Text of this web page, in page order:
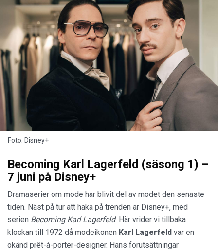
Foto: Disney+
Becoming Karl Lagerfeld (säsong 1) –
7 juni på Disney+
Dramaserier om mode har blivit del av modet den senaste
tiden. Näst på tur att haka på trenden är Disney+, med
serien Becoming Karl Lagerfeld. Här vrider vi tillbaka
klockan till 1972 då modeikonen Karl Lagerfeld var en
okänd prêt-à-porter-designer. Hans förutsättningar